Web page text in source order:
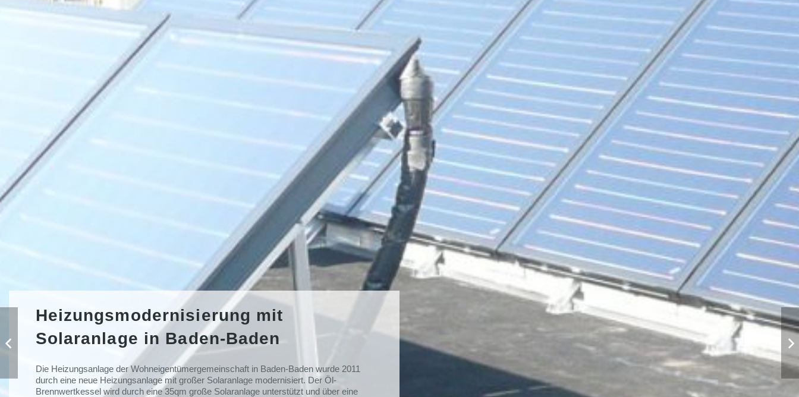
Heizungsmodernisierung mit
Solaranlage in Baden-Baden
Die Heizungsanlage der Wohneigentümergemeinschaft in Baden-Baden wurde 2011
durch eine neue Heizungsanlage mit großer Solaranlage modernisiert. Der Öl-
Brennwertkessel wird durch eine 35qm große Solaranlage unterstützt und über eine